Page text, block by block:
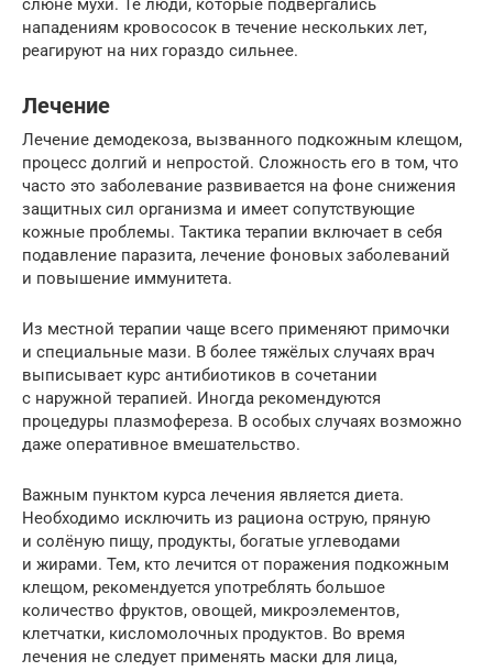
слюне мухи. Те люди, которые подвергались
нападениям кровососок в течение нескольких лет,
реагируют на них гораздо сильнее.
Лечение
Лечение демодекоза, вызванного подкожным клещом,
процесс долгий и непростой. Сложность его в том, что
часто это заболевание развивается на фоне снижения
защитных сил организма и имеет сопутствующие
кожные проблемы. Тактика терапии включает в себя
подавление паразита, лечение фоновых заболеваний
и повышение иммунитета.
Из местной терапии чаще всего применяют примочки
и специальные мази. В более тяжёлых случаях врач
выписывает курс антибиотиков в сочетании
с наружной терапией. Иногда рекомендуются
процедуры плазмофереза. В особых случаях возможно
даже оперативное вмешательство.
Важным пунктом курса лечения является диета.
Необходимо исключить из рациона острую, пряную
и солёную пищу, продукты, богатые углеводами
и жирами. Тем, кто лечится от поражения подкожным
клещом, рекомендуется употреблять большое
количество фруктов, овощей, микроэлементов,
клетчатки, кисломолочных продуктов. Во время
лечения не следует применять маски для лица,